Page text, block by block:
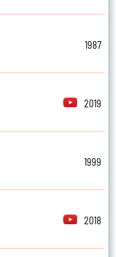
1987
2019
1999
2018